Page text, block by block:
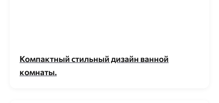
Компактный стильный дизайн ванной
комнаты.